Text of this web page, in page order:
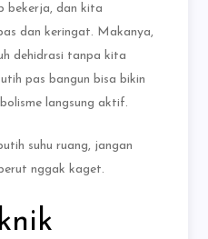
bekerja, dan kita
dan keringat. Makanya,
dehidrasi tanpa kita
pas bangun bisa bikin
langsung aktif.
suhu ruang, jangan
nggak kaget.